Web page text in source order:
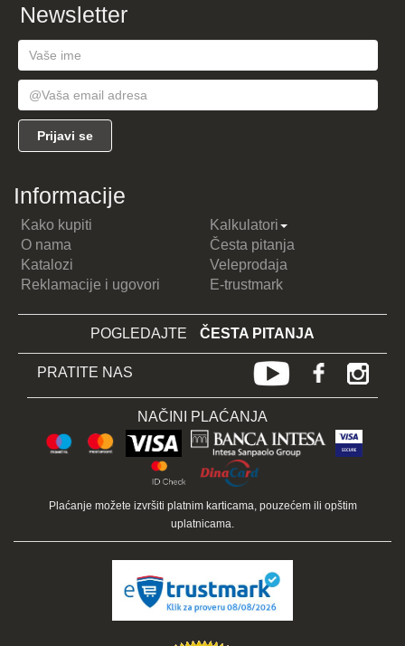
Newsletter
Informacije
Kako kupiti
Kalkulatori
O nama
Česta pitanja
Katalozi
Veleprodaja
Reklamacije i ugovori
E-trustmark
POGLEDAJTE ČESTA PITANJA
PRATITE NAS
NAČINI PLAĆANJA
Plaćanje možete izvršiti platnim karticama, pouzećem ili opštim
uplatnicama.